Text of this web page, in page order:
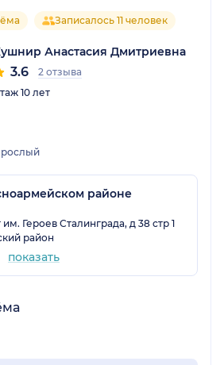
Записалось 11 человек
Анастасия Дмитриевна
3.6
2 отзыва
10 лет
районе
Героев Сталинграда, д 38 стр 1
район
показать